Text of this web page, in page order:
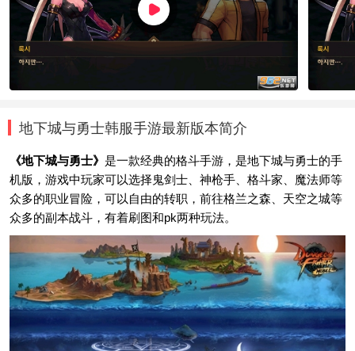
地下城与勇士韩服手游最新版本简介
《地下城与勇士》 是一款经典的格斗手游，是地下城与勇士的手
机版，游戏中玩家可以选择鬼剑士、神枪手、格斗家、魔法师等
众多的职业冒险，可以自由的转职，前往格兰之森、天空之城等
众多的副本战斗，有着刷图和pk两种玩法。